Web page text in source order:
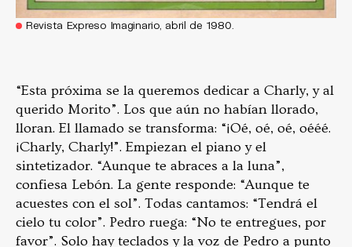
Revista Expreso Imaginario, abril de 1980.
“Esta próxima se la queremos dedicar a Charly, y al
querido Morito”. Los que aún no habían llorado,
lloran. El llamado se transforma: “¡Oé, oé, oé, oééé.
¡Charly, Charly!”. Empiezan el piano y el
sintetizador. “Aunque te abraces a la luna”,
confiesa Lebón. La gente responde: “Aunque te
acuestes con el sol”. Todas cantamos: “Tendrá el
cielo tu color”. Pedro ruega: “No te entregues, por
favor”. Solo hay teclados y la voz de Pedro a punto